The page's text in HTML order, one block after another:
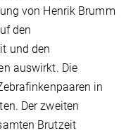
von Henrik Brumm
den
und den
auswirkt. Die
in
Der zweiten
Brutzeit